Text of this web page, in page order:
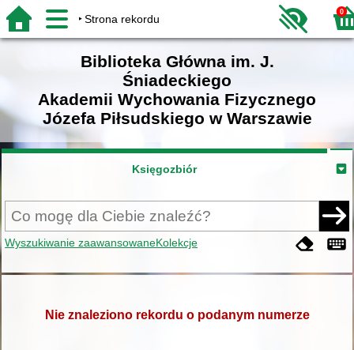
Strona rekordu
0
Biblioteka Główna im. J.
Śniadeckiego
Akademii Wychowania Fizycznego
Józefa Piłsudskiego w Warszawie
Księgozbiór
Wyszukiwanie zaawansowaneKolekcje
Nie znaleziono rekordu o podanym numerze